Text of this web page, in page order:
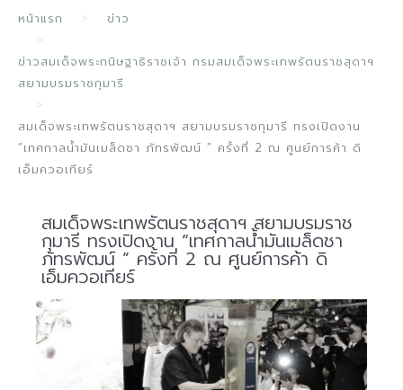
หน้าแรก ข่าว
ข่าวสมเด็จพระกนิษฐาธิราชเจ้า กรมสมเด็จพระเทพรัตนราชสุดาฯ
สยามบรมราชกุมารี
สมเด็จพระเทพรัตนราชสุดาฯ สยามบรมราชกุมารี ทรงเปิดงาน
“เทศกาลน้ำมันเมล็ดชา ภัทรพัฒน์ ” ครั้งที่ 2 ณ ศูนย์การค้า ดิ
เอ็มควอเทียร์
สมเด็จพระเทพรัตนราชสุดาฯ สยามบรมราช
กุมารี ทรงเปิดงาน “เทศกาลน้ำมันเมล็ดชา
ภัทรพัฒน์ ” ครั้งที่ 2 ณ ศูนย์การค้า ดิ
เอ็มควอเทียร์